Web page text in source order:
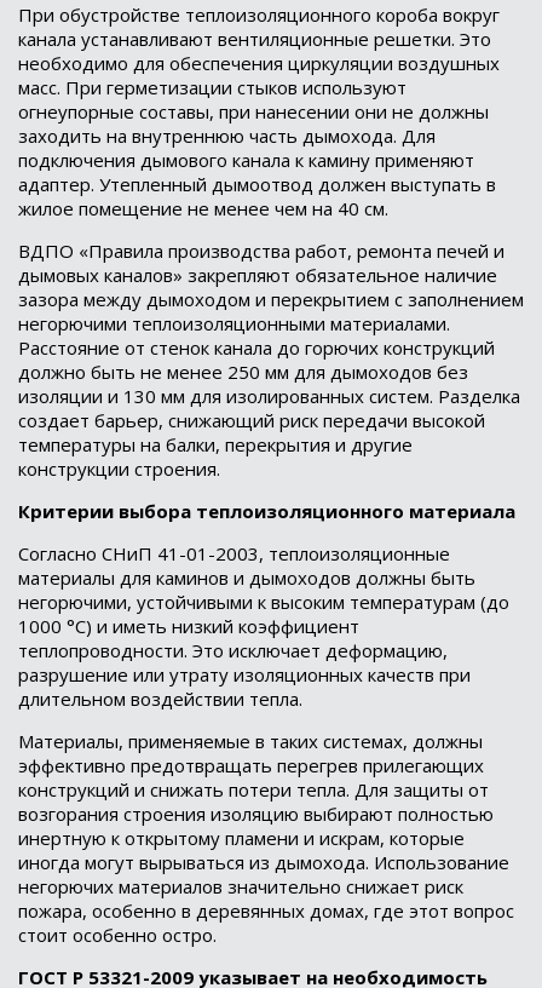
При обустройстве теплоизоляционного короба вокруг
канала устанавливают вентиляционные решетки. Это
необходимо для обеспечения циркуляции воздушных
масс. При герметизации стыков используют
огнеупорные составы, при нанесении они не должны
заходить на внутреннюю часть дымохода. Для
подключения дымового канала к камину применяют
адаптер. Утепленный дымоотвод должен выступать в
жилое помещение не менее чем на 40 см.
ВДПО «Правила производства работ, ремонта печей и
дымовых каналов» закрепляют обязательное наличие
зазора между дымоходом и перекрытием с заполнением
негорючими теплоизоляционными материалами.
Расстояние от стенок канала до горючих конструкций
должно быть не менее 250 мм для дымоходов без
изоляции и 130 мм для изолированных систем. Разделка
создает барьер, снижающий риск передачи высокой
температуры на балки, перекрытия и другие
конструкции строения.
Критерии выбора теплоизоляционного материала
Согласно СНиП 41-01-2003, теплоизоляционные
материалы для каминов и дымоходов должны быть
негорючими, устойчивыми к высоким температурам (до
1000 °C) и иметь низкий коэффициент
теплопроводности. Это исключает деформацию,
разрушение или утрату изоляционных качеств при
длительном воздействии тепла.
Материалы, применяемые в таких системах, должны
эффективно предотвращать перегрев прилегающих
конструкций и снижать потери тепла. Для защиты от
возгорания строения изоляцию выбирают полностью
инертную к открытому пламени и искрам, которые
иногда могут вырываться из дымохода. Использование
негорючих материалов значительно снижает риск
пожара, особенно в деревянных домах, где этот вопрос
стоит особенно остро.
ГОСТ Р 53321-2009 указывает на необходимость